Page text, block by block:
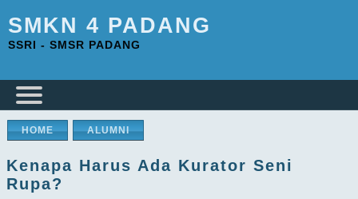
SMKN 4 PADANG
SSRI - SMSR PADANG
HOME ALUMNI
Kenapa Harus Ada Kurator Seni
Rupa?